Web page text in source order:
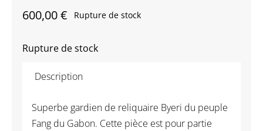
600,00€ Rupture de stock
Rupture de stock
Description
Superbe gardien de reliquaire Byeri du peuple
Fang du Gabon. Cette pièce est pour partie